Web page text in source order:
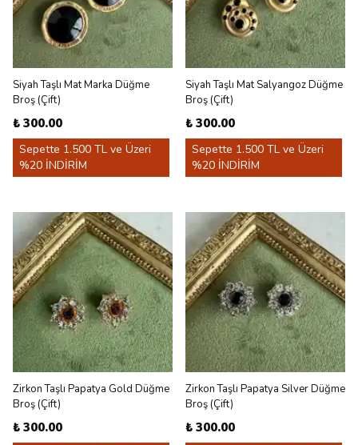
Siyah Taşlı Mat Marka Düğme
Broş (Çift)
₺ 300.00
Sepette 1.500 TL ve Üzeri
%20 İNDİRİM
Siyah Taşlı Mat Salyangoz Düğme
Broş (Çift)
₺ 300.00
Sepette 1.500 TL ve Üzeri
%20 İNDİRİM
Zirkon Taşlı Papatya Gold Düğme
Broş (Çift)
₺ 300.00
Zirkon Taşlı Papatya Silver Düğme
Broş (Çift)
₺ 300.00